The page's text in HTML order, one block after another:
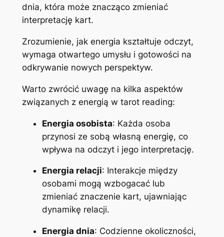
dnia, która może znacząco zmieniać
interpretację kart.
Zrozumienie, jak energia kształtuje odczyt,
wymaga otwartego umysłu i gotowości na
odkrywanie nowych perspektyw.
Warto zwrócić uwagę na kilka aspektów
związanych z energią w tarot reading:
Energia osobista: Każda osoba
przynosi ze sobą własną energię, co
wpływa na odczyt i jego interpretację.
Energia relacji: Interakcje między
osobami mogą wzbogacać lub
zmieniać znaczenie kart, ujawniając
dynamikę relacji.
Energia dnia: Codzienne okoliczności,